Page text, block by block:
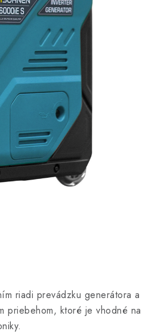
KS Cover 20
riadi prevádzku generátora a
priebehom, ktoré je vhodné na